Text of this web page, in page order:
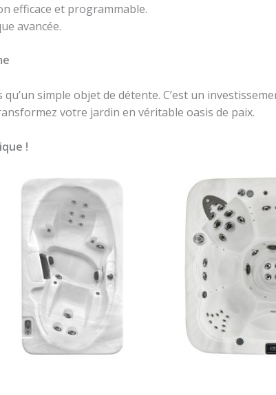
efficace et programmable.
avancée.
simple objet de détente. C’est un
votre jardin en véritable oasis de paix.
!